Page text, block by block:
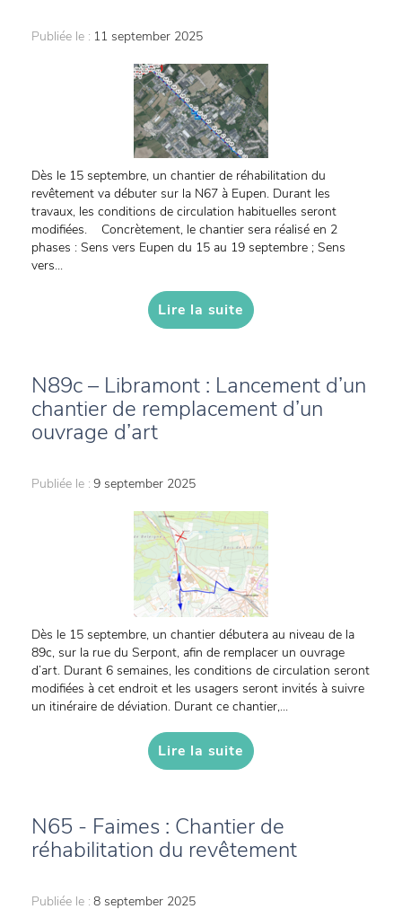
Publiée le : 11 september 2025
Dès le 15 septembre, un chantier de réhabilitation du
revêtement va débuter sur la N67 à Eupen. Durant les
travaux, les conditions de circulation habituelles seront
modifiées. Concrètement, le chantier sera réalisé en 2
phases : Sens vers Eupen du 15 au 19 septembre ; Sens
vers...
Lire la suite
N89c – Libramont : Lancement d’un
chantier de remplacement d’un
ouvrage d’art
Publiée le : 9 september 2025
Dès le 15 septembre, un chantier débutera au niveau de la
89c, sur la rue du Serpont, afin de remplacer un ouvrage
d’art. Durant 6 semaines, les conditions de circulation seront
modifiées à cet endroit et les usagers seront invités à suivre
un itinéraire de déviation. Durant ce chantier,...
Lire la suite
N65 - Faimes : Chantier de
réhabilitation du revêtement
Publiée le : 8 september 2025